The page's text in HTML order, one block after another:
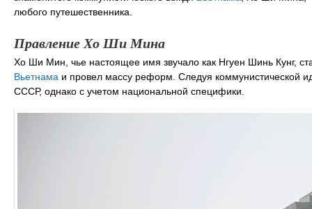
любого путешественника.
Правление Хо Ши Мина
Хо Ши Мин, чье настоящее имя звучало как Нгуен Шинь Кунг,
Вьетнама и провел массу реформ. Следуя коммунистической
СССР, однако с учетом национальной специфики.